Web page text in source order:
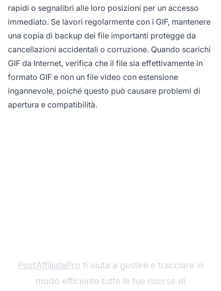
rapidi o segnalibri alle loro posizioni per un accesso
immediato. Se lavori regolarmente con i GIF, mantenere
una copia di backup dei file importanti protegge da
cancellazioni accidentali o corruzione. Quando scarichi
GIF da Internet, verifica che il file sia effettivamente in
formato GIF e non un file video con estensione
ingannevole, poiché questo può causare problemi di
apertura e compatibilità.
PostAffiliatePro ti aiuta a gestire e tracciare in
modo efficiente tutte le tue risorse di